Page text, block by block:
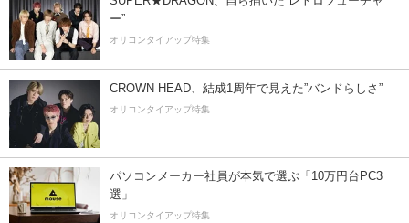
ー”
オリコンタイアップ特集
CROWN HEAD、結成1周年で見えた”バンドらしさ”
オリコンタイアップ特集
パソコンメーカー社員が本気で選ぶ「10万円台PC3
選」
オリコンタイアップ特集